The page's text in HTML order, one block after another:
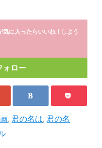
気に入ったらいいね！しよう
ォロー
, 君の名は, 君の名